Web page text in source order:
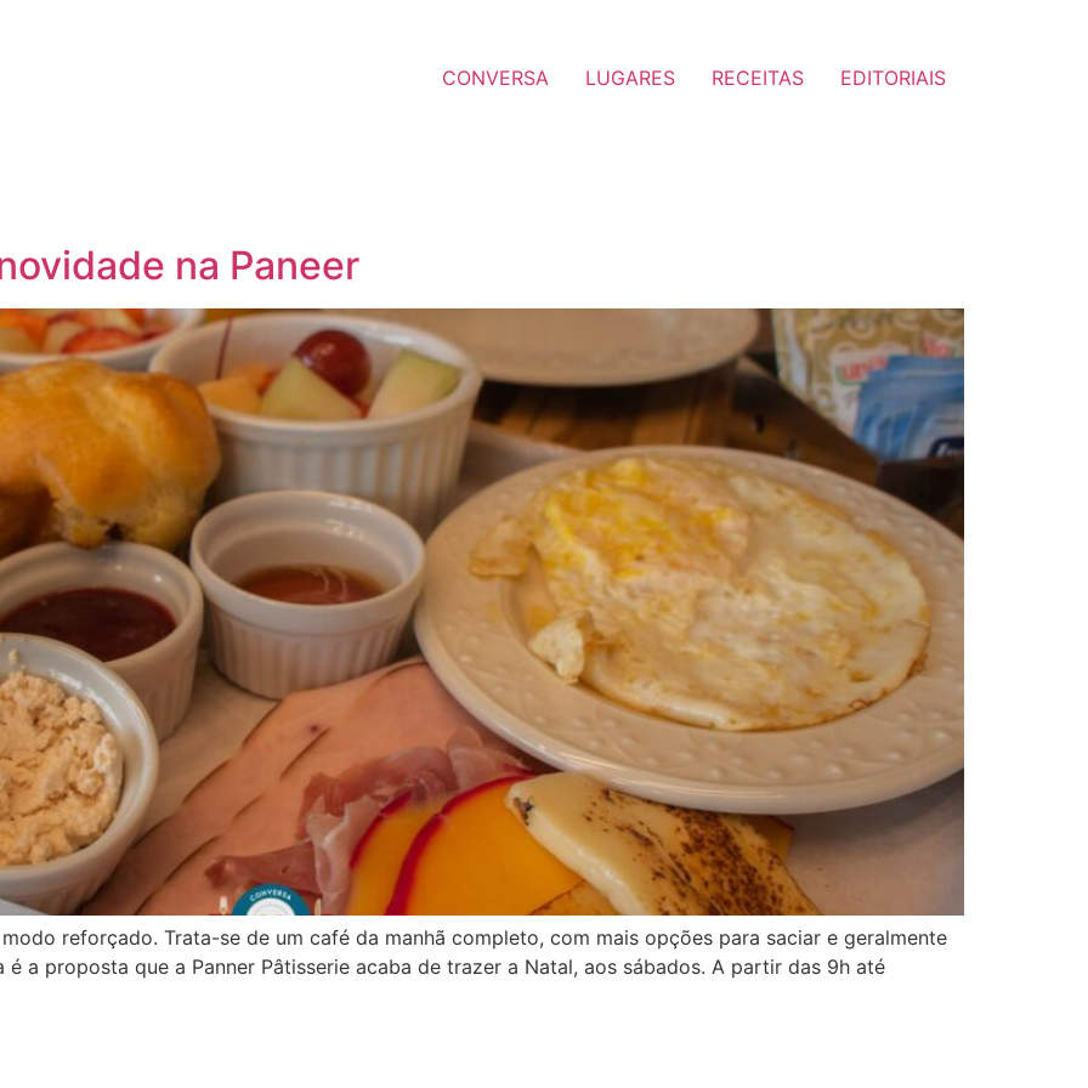
CONVERSA LUGARES RECEITAS EDITORIAIS
na Paneer
reforçado. Trata-se de um café da manhã completo, com mais opções para saciar e geralmente
a proposta que a Panner Pâtisserie acaba de trazer a Natal, aos sábados. A partir das 9h até